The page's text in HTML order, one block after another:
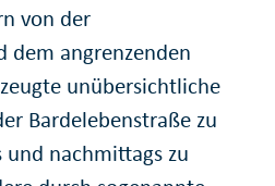
von der
dem angrenzenden
unübersichtliche
Bardelebenstraße zu
nachmittags zu